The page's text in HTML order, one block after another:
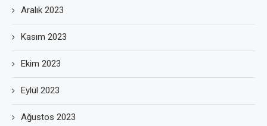
Aralık 2023
Kasım 2023
Ekim 2023
Eylül 2023
Ağustos 2023